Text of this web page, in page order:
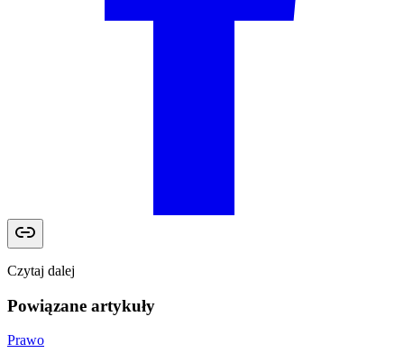
Czytaj dalej
Powiązane artykuły
Prawo